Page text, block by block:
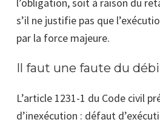
s’il ne justifie pas que
par la force majeure.
Il faut une faute du
L’article 1231-1 du Code civil
d’inexécution : défaut